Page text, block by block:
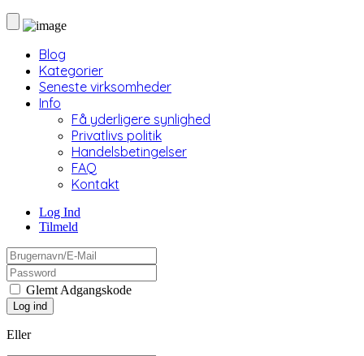
Blog
Kategorier
Seneste virksomheder
Info
Få yderligere synlighed
Privatlivs politik
Handelsbetingelser
FAQ
Kontakt
Log Ind
Tilmeld
Glemt Adgangskode
Eller